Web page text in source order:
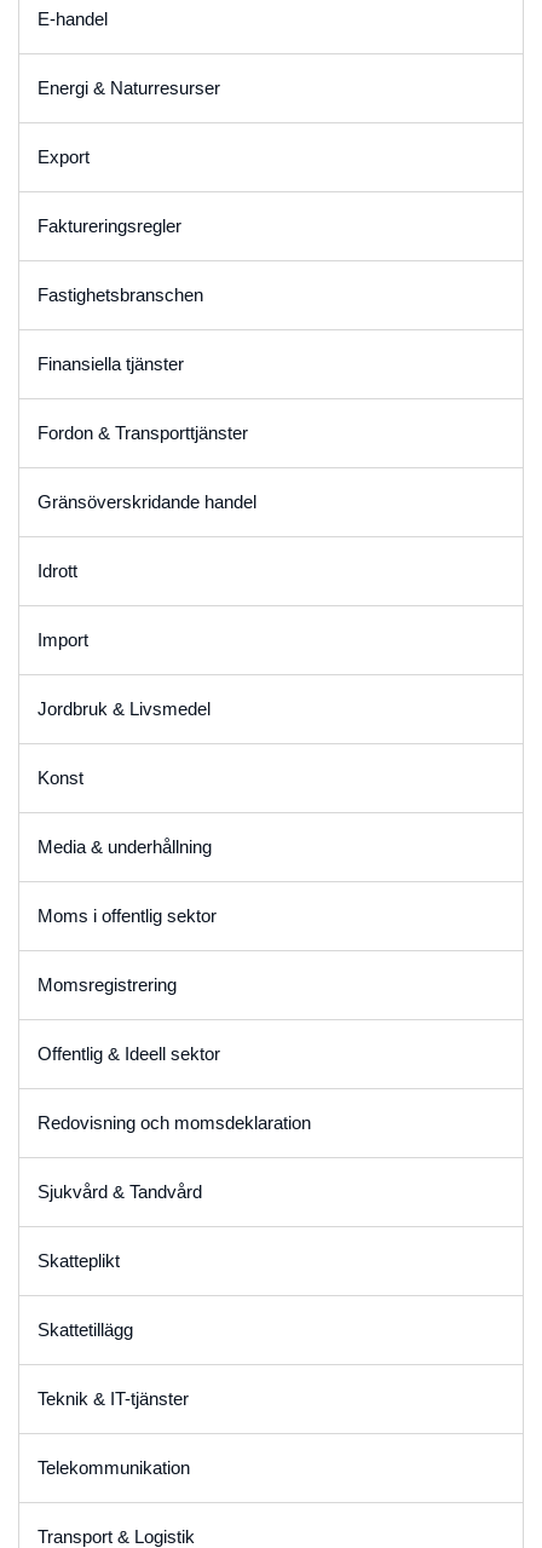
E-handel
Energi & Naturresurser
Export
Faktureringsregler
Fastighetsbranschen
Finansiella tjänster
Fordon & Transporttjänster
Gränsöverskridande handel
Idrott
Import
Jordbruk & Livsmedel
Konst
Media & underhållning
Moms i offentlig sektor
Momsregistrering
Offentlig & Ideell sektor
Redovisning och momsdeklaration
Sjukvård & Tandvård
Skatteplikt
Skattetillägg
Teknik & IT-tjänster
Telekommunikation
Transport & Logistik